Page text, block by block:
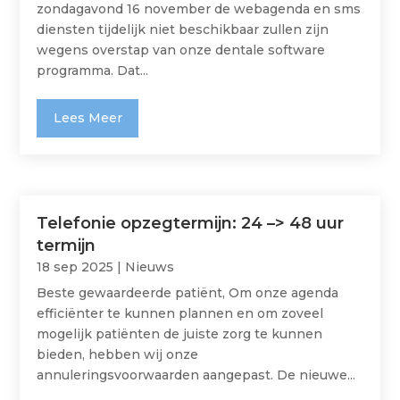
zondagavond 16 november de webagenda en sms
diensten tijdelijk niet beschikbaar zullen zijn
wegens overstap van onze dentale software
programma. Dat...
Lees Meer
Telefonie opzegtermijn: 24 –> 48 uur
termijn
18 sep 2025 | Nieuws
Beste gewaardeerde patiënt, Om onze agenda
efficiënter te kunnen plannen en om zoveel
mogelijk patiënten de juiste zorg te kunnen
bieden, hebben wij onze
annuleringsvoorwaarden aangepast. De nieuwe...